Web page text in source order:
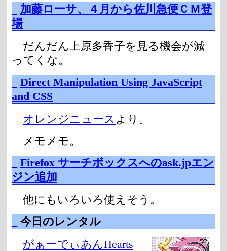
加藤ローサ、４月から佐川急便ＣＭ登
場
だんだん上原多香子を見る機会が減
ってくな。
Direct Manipulation Using JavaScript
and CSS
オレンジニュース より。
メモメモ。
Firefox サーチボックスへのask.jpエン
ジン追加
他にもいろいろ使えそう。
今日のレンタル
がぁーでぃあんHearts